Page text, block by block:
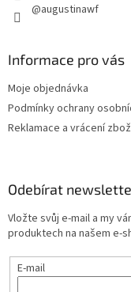
@augustinawf
Informace pro vás
Moje objednávka
Podmínky ochrany
Reklamace a vrácení
Odebírat
Vložte svůj e-mail a my
produktech na našem e-
E-mail